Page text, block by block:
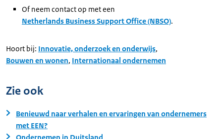
Of neem contact op met een
Netherlands Business Support Office (NBSO).
Hoort bij: Innovatie, onderzoek en onderwijs,
Bouwen en wonen, Internationaal ondernemen
Zie ook
Benieuwd naar verhalen en ervaringen van ondernemers
met EEN?